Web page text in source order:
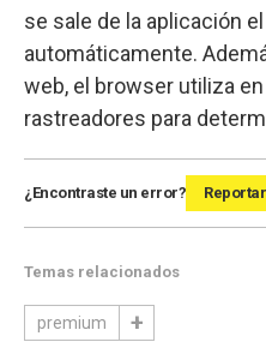
se sale de la aplicación
automáticamente.
web, el browser utiliza
rastreadores para
¿Encontraste un error? Reportar
Temas relacionados
premium